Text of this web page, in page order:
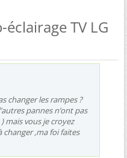
TV LG
changer les rampes ?
pannes n’ont pas
mais vous je croyez
changer ,ma foi faites